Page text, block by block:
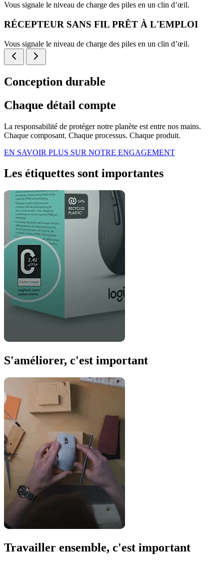
Vous signale le niveau de charge des piles en un clin d’œil.
RÉCEPTEUR SANS FIL PRÊT À L'EMPLOI
Vous signale le niveau de charge des piles en un clin d’œil.
Conception durable
Chaque détail compte
La responsabilité de protéger notre planète est entre nos mains.
Chaque composant. Chaque processus. Chaque produit.
EN SAVOIR PLUS SUR NOTRE ENGAGEMENT
Les étiquettes sont importantes
S'améliorer, c'est important
Travailler ensemble, c'est important